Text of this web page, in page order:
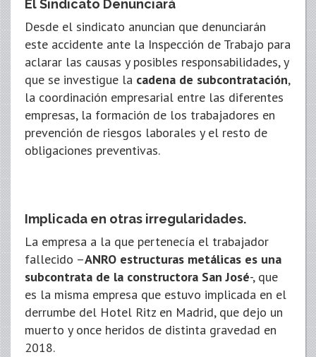
El Sindicato Denunciará
Desde el sindicato anuncian que denunciarán
este accidente ante la Inspección de Trabajo para
aclarar las causas y posibles responsabilidades, y
que se investigue la cadena de subcontratación,
la coordinación empresarial entre las diferentes
empresas, la formación de los trabajadores en
prevención de riesgos laborales y el resto de
obligaciones preventivas.
Implicada en otras irregularidades.
La empresa a la que pertenecía el trabajador
fallecido –ANRO estructuras metálicas es una
subcontrata de la constructora San José-, que
es la misma empresa que estuvo implicada en el
derrumbe del Hotel Ritz en Madrid, que dejo un
muerto y once heridos de distinta gravedad en
2018.